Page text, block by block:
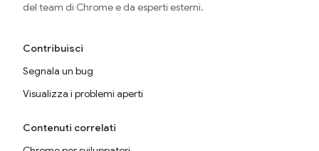
del team di Chrome e da esperti esterni.
Contribuisci
Segnala un bug
Visualizza i problemi aperti
Contenuti correlati